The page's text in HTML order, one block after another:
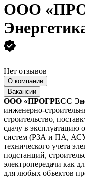
ООО
Нет отзывов
О компании
Вакансии
ООО «ПРОГРЕСС
инженерно-
строительство,
сдачу в эксплуатацию
систем (РЗА и ПА, АСУ
технического учета
подстанций,
электропередачи как
для любых объектов